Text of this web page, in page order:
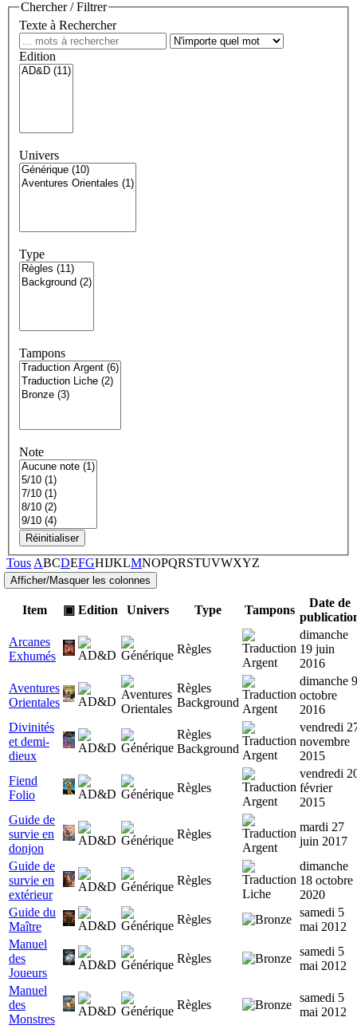
Chercher / Filtrer
Texte à Rechercher
Edition
Univers
Type
Tampons
Note
Réinitialiser
Tous ABCDEFGHIJKLMNOPQRSTUVWXYZ
Item ▣ Edition Univers Type Tampons
Date de
Arcanes
Exhumés
Règles
dimanche
19 juin
2016
Aventures
Orientales
Règles
Background
dimanche 9
octobre
2016
Divinités
et demi-
dieux
Règles
Background
vendredi
novembre
2015
Fiend
Folio
Règles
vendredi
février
2015
Guide de
survie en
donjon
Règles
mardi 27
juin 2017
Guide de
survie en
extérieur
Règles
dimanche
18 octobre
2020
Guide du
Maître
Règles
samedi 5
mai 2012
Manuel
des
Joueurs
Règles
samedi 5
mai 2012
Manuel
des
Monstres
Règles
samedi 5
mai 2012